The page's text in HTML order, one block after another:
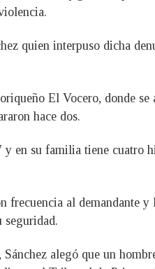
quien interpuso dicha
El Vocero, donde
hace dos.
y en su familia tiene
al demandante
seguridad.
alegó que un